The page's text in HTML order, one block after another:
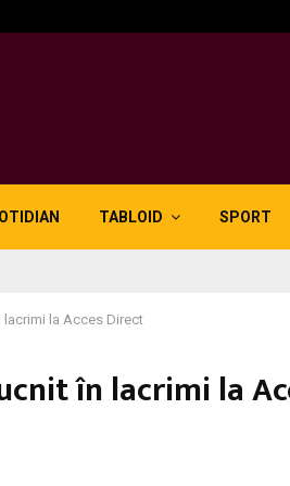
TABLOID SPORT
lacrimi la Acces Direct
în lacrimi la